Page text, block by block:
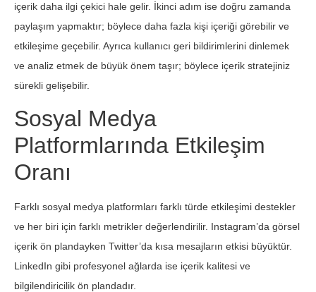
içerik daha ilgi çekici hale gelir. İkinci adım ise doğru zamanda
paylaşım yapmaktır; böylece daha fazla kişi içeriği görebilir ve
etkileşime geçebilir. Ayrıca kullanıcı geri bildirimlerini dinlemek
ve analiz etmek de büyük önem taşır; böylece içerik stratejiniz
sürekli gelişebilir.
Sosyal Medya
Platformlarında Etkileşim
Oranı
Farklı sosyal medya platformları farklı türde etkileşimi destekler
ve her biri için farklı metrikler değerlendirilir. Instagram’da görsel
içerik ön plandayken Twitter’da kısa mesajların etkisi büyüktür.
LinkedIn gibi profesyonel ağlarda ise içerik kalitesi ve
bilgilendiricilik ön plandadır.